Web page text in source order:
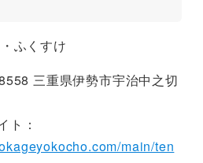
ふくすけ
三重県伊勢市宇治中之切
ト：
main/ten